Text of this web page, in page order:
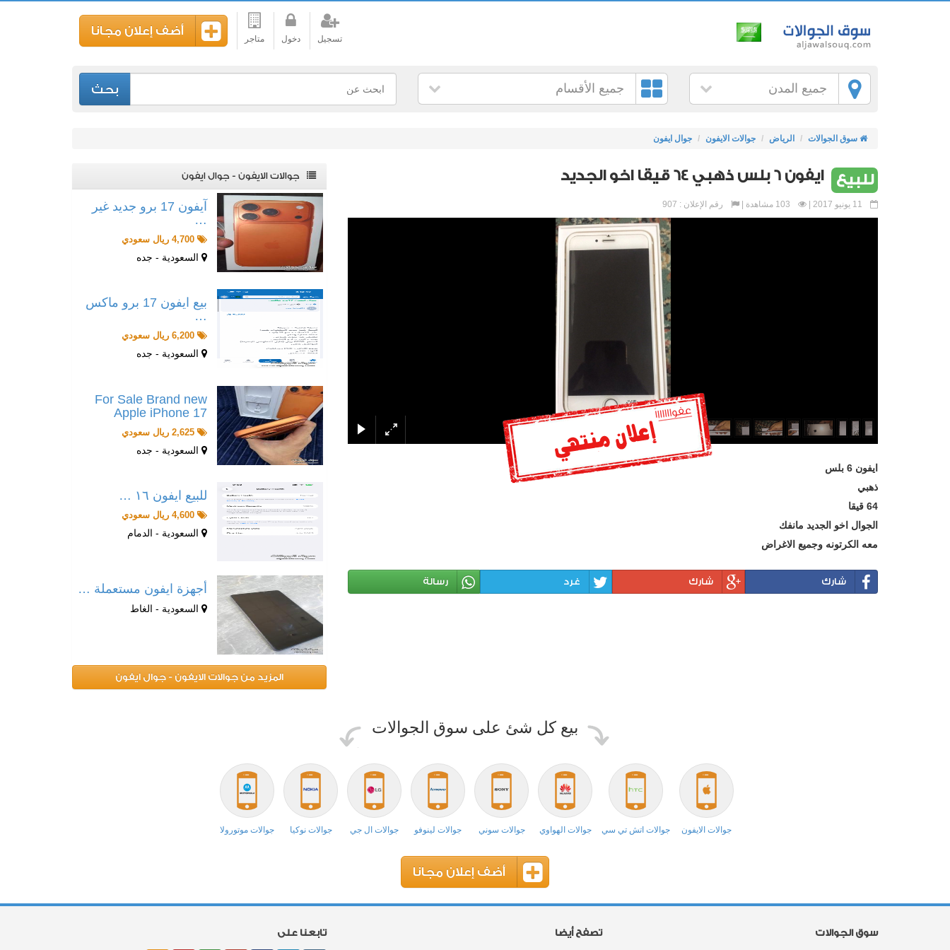
تسجيل دخول متاجر
أضف إعلان مجانا
جميع المدن جميع الأقسام بحث
سوق الجوالات الرياض جوالات الايفون جوال ايفون
للبيع ايفون 6 بلس ذهبي 64 قيقا اخو الجديد
رقم الإعلان : 907
ايفون 6 بلس
ذهبي
64 قيقا
الجوال اخو الجديد مانفك
معه الكرتونه وجميع الاغراض
شارك شارك غرد رسالة
جوالات الايفون - جوال ايفون
آيفون 17 برو جديد غير
…
4,700 ريال سعودي
السعودية - جده
بيع ايفون 17 برو ماكس
…
6,200 ريال سعودي
السعودية - جده
For Sale Brand new
Apple iPhone 17
2,625 ريال سعودي
السعودية - جده
للبيع ايفون ١٦ …
4,600 ريال سعودي
السعودية - الدمام
أجهزة ايفون مستعملة …
السعودية - الغاط
المزيد من جوالات الايفون - جوال ايفون
بيع كل شئ على سوق الجوالات
جوالات الايفون جوالات اتش تي سي جوالات الهواوي جوالات سوني جوالات لينوفو جوالات ال جي جوالات نوكيا جوالات موتورولا
أضف إعلان مجانا
سوق الجوالات تصفح أيضا تابعنا على